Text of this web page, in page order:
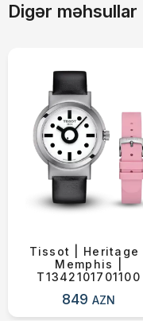
Digər məhsullar
Tissot | Heritage |
Memphis |
T1342101701100
849AZN